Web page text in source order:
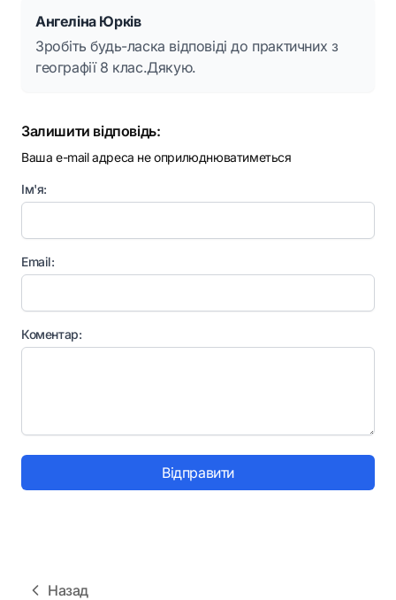
Ангеліна Юрків
Зробіть будь-ласка відповіді до практичних з
географії 8 клас.Дякую.
Залишити відповідь:
Ваша e-mail адреса не оприлюднюватиметься
Ім'я:
Email:
Коментар:
Відправити
Назад